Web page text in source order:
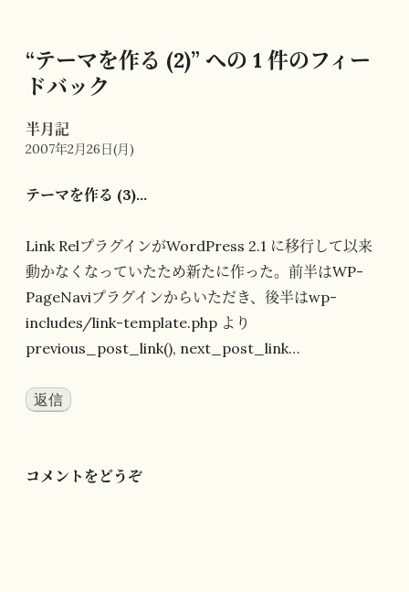
ン
“テーマを作る (2)” への 1 件のフィー
ドバック
半月記
2007年2月26日(月)
テーマを作る (3)…
Link RelプラグインがWordPress 2.1 に移行して以来
動かなくなっていたため新たに作った。前半はWP-
PageNaviプラグインからいただき、後半はwp-
includes/link-template.php より
previous_post_link(), next_post_link…
返信
コメントをどうぞ